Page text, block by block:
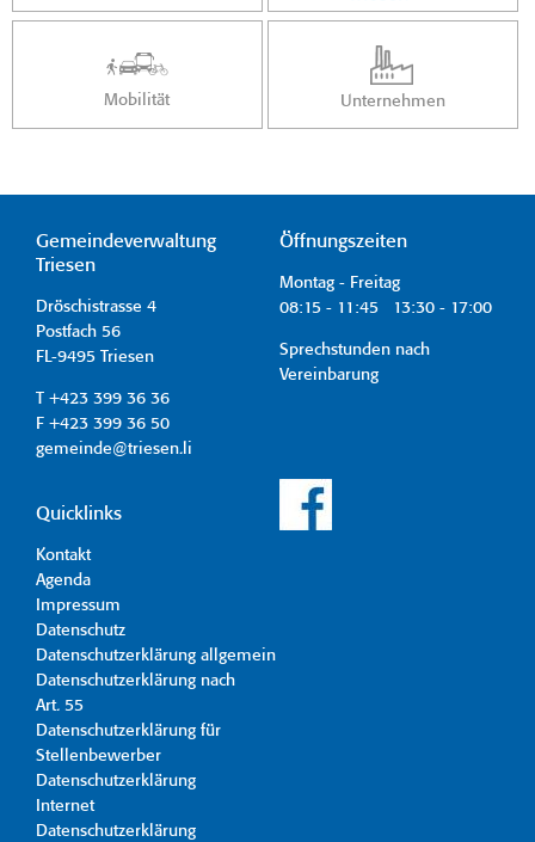
Mobilität Unternehmen
Gemeindeverwaltung
Triesen
Dröschistrasse 4
Postfach 56
FL-9495 Triesen
T +423 399 36 36
F +423 399 36 50
gemeinde@triesen.li
Öffnungszeiten
Montag - Freitag
08:15 - 11:45 13:30 - 17:00
Sprechstunden nach
Vereinbarung
Quicklinks
Kontakt
Agenda
Impressum
Datenschutz
Datenschutzerklärung allgemein
Datenschutzerklärung nach
Art. 55
Datenschutzerklärung für
Stellenbewerber
Datenschutzerklärung
Internet
Datenschutzerklärung